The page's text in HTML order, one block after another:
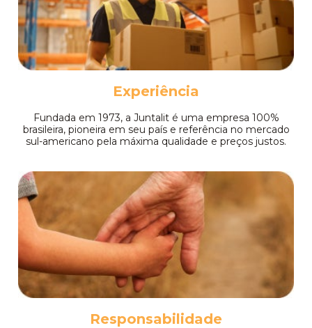
Experiência
Fundada em 1973, a Juntalit é uma empresa 100%
brasileira, pioneira em seu país e referência no mercado
sul-americano pela máxima qualidade e preços justos.
Responsabilidade